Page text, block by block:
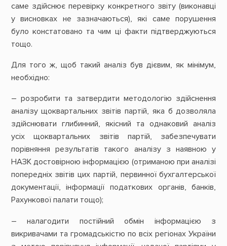
саме здійснює перевірку конкретного звіту (виконавці
у висновках не зазначаються), які саме порушення
було констатовано та чим ці факти підтверджуються
тощо.
Для того ж, щоб такий аналіз був дієвим, як мінімум,
необхідно:
– розробити та затвердити методологію здійснення
аналізу щоквартальних звітів партій, яка б дозволяла
здійснювати глибинний, якісний та однаковий аналіз
усіх щоквартальних звітів партій, забезпечувати
порівняння результатів такого аналізу з наявною у
НАЗК достовірною інформацією (отриманою при аналізі
попередніх звітів цих партій, первинної бухгалтерської
документації, інформації податкових органів, банків,
Рахункової палати тощо);
– налагодити постійний обмін інформацією з
викривачами та громадськістю по всіх регіонах України